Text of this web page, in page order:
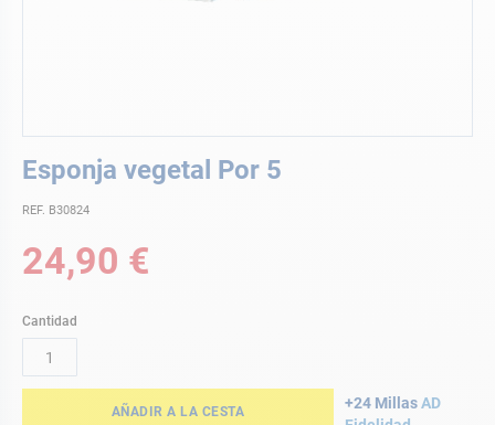
Esponja vegetal Por 5
REF. B30824
24,90 €
Cantidad
AÑADIR A LA CESTA +24 MillasAD
al
de
galería
de